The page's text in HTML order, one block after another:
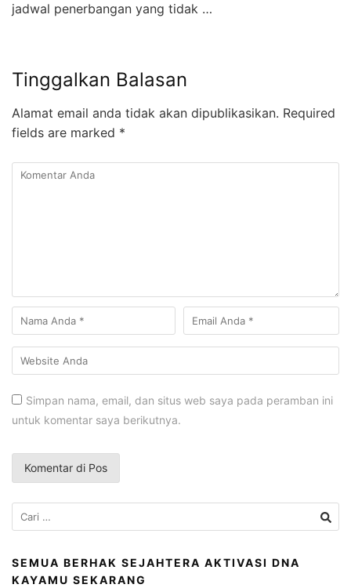
jadwal penerbangan yang tidak …
Tinggalkan Balasan
Alamat email anda tidak akan dipublikasikan. Required
fields are marked *
Simpan nama, email, dan situs web saya pada peramban ini
untuk komentar saya berikutnya.
Cari
untuk:
SEMUA BERHAK SEJAHTERA AKTIVASI DNA
KAYAMU SEKARANG